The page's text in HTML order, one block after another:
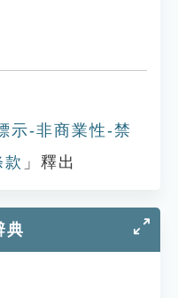
示-非商業性-禁
」釋出
典